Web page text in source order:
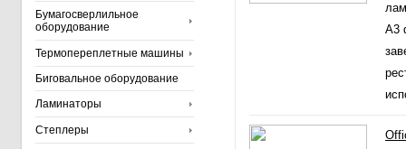
Бумагосверлильное
оборудование
Термопереплетные машины
Биговальное оборудование
Ламинаторы
Степлеры
А3